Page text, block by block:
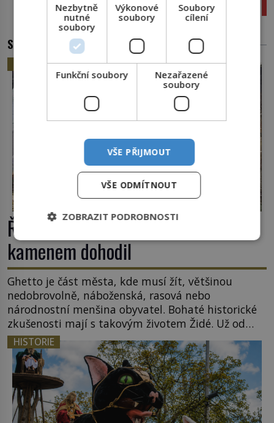
málo dlouhý krk
SOUVISEJÍCÍ ČLÁNKY
HISTORIE
Římské ghetto: Místo, kam papež
kamenem dohodil
Ghetto je část města, kde musí žít, většinou
nedobrovolně, náboženská, rasová nebo
národnostní menšina obyvatel. Bohaté historické
zkušenosti mají s takovým životem Židé. Už od
středověku jsou totiž v každou chvíli nuceni v
nějakém žít. Mezi ty nejslavnější patří i římské
ghetto založené v roce 1555. Pokud jde o vztah
k Židům, nemá se Řím čím chlubit. […]
HISTORIE
Nezbytně
nutné
soubory
Výkonové
soubory
Soubory
cílení
Funkční soubory
Nezařazené
soubory
VŠE PŘIJMOUT
VŠE ODMÍTNOUT
ZOBRAZIT PODROBNOSTI